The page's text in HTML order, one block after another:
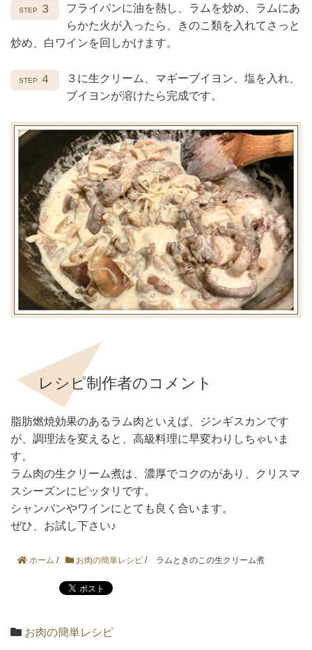
３
フライパンに油を熱し、ラムを炒め、ラムにあ
らかた火が入ったら、きのこ類を入れてさっと
炒め、白ワインを回しかけます。
４
３に生クリーム、マギーブイヨン、塩を入れ、
ブイヨンが溶けたら完成です。
レシピ制作者のコメント
脂肪燃焼効果のあるラム肉といえば、ジンギスカンです
が、調理法を変えると、高級料理に早変わりしちゃいま
す。
ラム肉の生クリーム煮は、濃厚でコクのがあり、クリスマ
スシーズンにピッタリです。
シャンパンやワインにとても良く合います。
ぜひ、お試し下さい♪
ホーム / お肉の簡単レシピ / ラムときのこの生クリーム煮
お肉の簡単レシピ